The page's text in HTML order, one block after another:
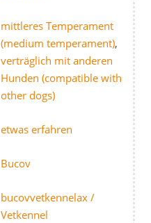
mittleres Temperament
(medium temperament),
verträglich mit anderen
Hunden (compatible with
other dogs)
etwas erfahren
Bucov
bucovvetkennelax /
Vetkennel